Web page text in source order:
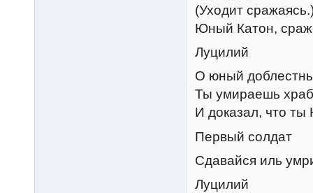
(Уходит
Юный Катон,
Луцилий
О юный
Ты умираешь
И доказал, что ты
Первый солдат
Сдавайся иль
Луцилий